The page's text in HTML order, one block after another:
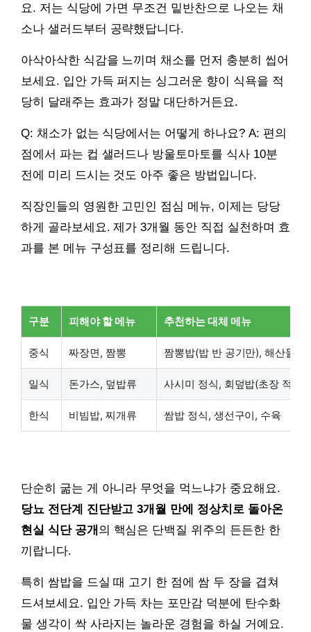
요. 저는 식당에 가면 무조건 밑반찬으로 나오는 채
소나 샐러드부터 공략했답니다.
아삭아삭한 식감을 느끼며 채소를 먼저 충분히 씹어
보세요. 입안 가득 퍼지는 싱그러운 향이 식욕을 적
당히 달래주는 효과가 정말 대단하거든요.
Q: 채소가 없는 식당에서는 어떻게 하나요? A: 편의
점에서 파는 컵 샐러드나 방울토마토를 식사 10분
전에 미리 드시는 것도 아주 좋은 방법입니다.
직장인들의 영원한 고민인 점심 메뉴, 이제는 당당
하게 골라보세요. 제가 3개월 동안 직접 실천하며 효
과를 본 메뉴 구성표를 정리해 드립니다.
구분 피해야 할 메뉴 추천하는 대체 메뉴
중식 짜장면, 짬뽕 짬뽕밥(밥 반 공기만), 해산물
일식 돈가스, 덮밥류 사시미 정식, 회덮밥(초장 적게)
한식 비빔밥, 찌개류 쌈밥 정식, 생선구이, 수육
단순히 굶는 게 아니라 무엇을 먹느냐가 중요해요.
당뇨 전단계 진단받고 3개월 만에 정상치로 돌아온
현실 식단 공개 의 핵심은 단백질 위주의 든든한 한
끼랍니다.
특히 쌈밥을 드실 때 고기 한 점에 쌈 두 장을 겹쳐
드셔보세요. 입안 가득 차는 포만감 덕분에 탄수화
물 생각이 싹 사라지는 놀라운 경험을 하실 거예요.